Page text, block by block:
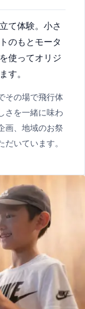
て体験。小さ
のもとモータ
使ってオリジ
す。
その場で飛行体
さを一緒に味わ
画、地域のお祭
いています。